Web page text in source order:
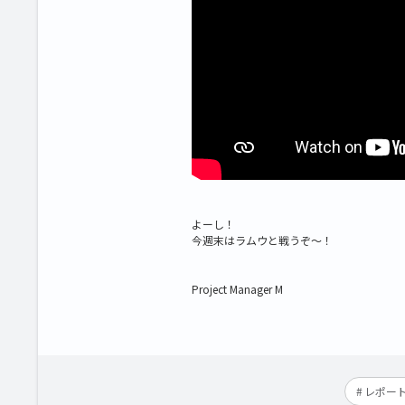
よーし！
今週末はラムウと戦うぞ～！
Project Manager M
レポー